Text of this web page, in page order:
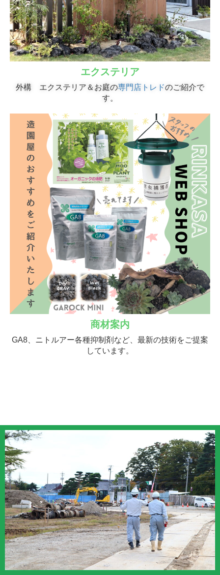
エクステリア
外構 エクステリア＆お庭の専門店トレドのご紹介で
す。
商材案内
GA8、ニトルアー各種抑制剤など、最新の技術をご提案
しています。